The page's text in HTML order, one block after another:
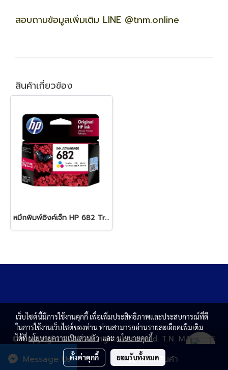
สั่งซื้อสินค้า
Message Us
สอบถามข้อมูลเพิ่มเติม LINE @tnm.online
สินค้าเกี่ยวข้อง
หมึกพิมพ์อิงค์เจ็ท HP 682 Tri-Color
© Copyright 2020 All rights reserved. T.N. MAGNATE
CENTER CO.,LTD.
เว็บไซต์นี้มีการใช้งานคุกกี้ เพื่อเพิ่มประสิทธิภาพและประสบการณ์ที่ดี
ในการใช้งานเว็บไซต์ของท่าน ท่านสามารถอ่านรายละเอียดเพิ่มเติม
ได้ที่นโยบายความเป็นส่วนตัวและนโยบายคุกกี้
ตั้งค่าคุกกี้ ยอมรับทั้งหมด